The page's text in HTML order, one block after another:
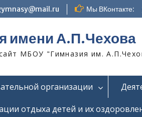
Мы ВКонтакте:
имени А.П.Чехова
МБОУ "Гимназия им.
организации
отдыха детей и их